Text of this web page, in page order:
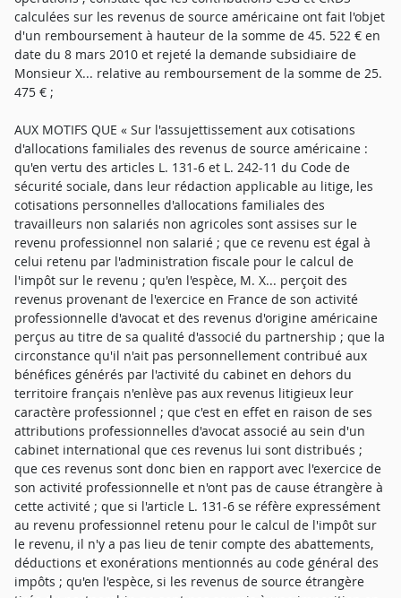
calculées sur les revenus de source américaine ont fait l'objet
d'un remboursement à hauteur de la somme de 45. 522 € en
date du 8 mars 2010 et rejeté la demande subsidiaire de
Monsieur X... relative au remboursement de la somme de 25.
475 € ;
AUX MOTIFS QUE « Sur l'assujettissement aux cotisations
d'allocations familiales des revenus de source américaine :
qu'en vertu des articles L. 131-6 et L. 242-11 du Code de
sécurité sociale, dans leur rédaction applicable au litige, les
cotisations personnelles d'allocations familiales des
travailleurs non salariés non agricoles sont assises sur le
revenu professionnel non salarié ; que ce revenu est égal à
celui retenu par l'administration fiscale pour le calcul de
l'impôt sur le revenu ; qu'en l'espèce, M. X... perçoit des
revenus provenant de l'exercice en France de son activité
professionnelle d'avocat et des revenus d'origine américaine
perçus au titre de sa qualité d'associé du partnership ; que la
circonstance qu'il n'ait pas personnellement contribué aux
bénéfices générés par l'activité du cabinet en dehors du
territoire français n'enlève pas aux revenus litigieux leur
caractère professionnel ; que c'est en effet en raison de ses
attributions professionnelles d'avocat associé au sein d'un
cabinet international que ces revenus lui sont distribués ;
que ces revenus sont donc bien en rapport avec l'exercice de
son activité professionnelle et n'ont pas de cause étrangère à
cette activité ; que si l'article L. 131-6 se réfère expressément
au revenu professionnel retenu pour le calcul de l'impôt sur
le revenu, il n'y a pas lieu de tenir compte des abattements,
déductions et exonérations mentionnés au code général des
impôts ; qu'en l'espèce, si les revenus de source étrangère